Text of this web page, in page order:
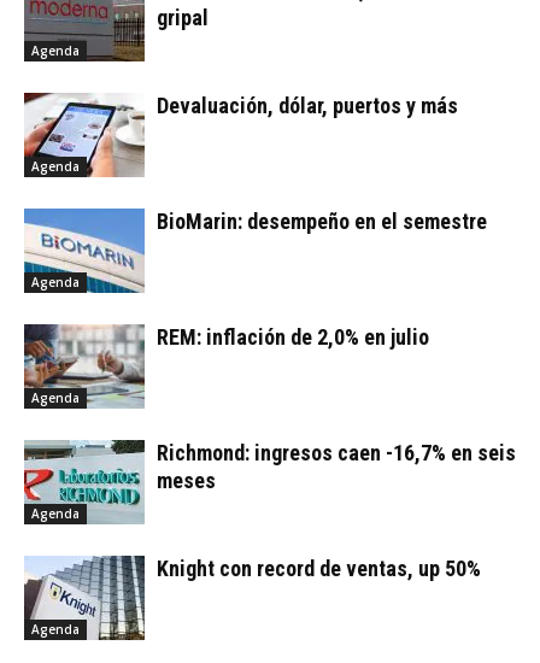
Agenda
gripal
Agenda
Devaluación, dólar, puertos y más
Agenda
BioMarin: desempeño en el semestre
Agenda
REM: inflación de 2,0% en julio
Agenda
Richmond: ingresos caen -16,7% en seis
meses
Agenda
Knight con record de ventas, up 50%